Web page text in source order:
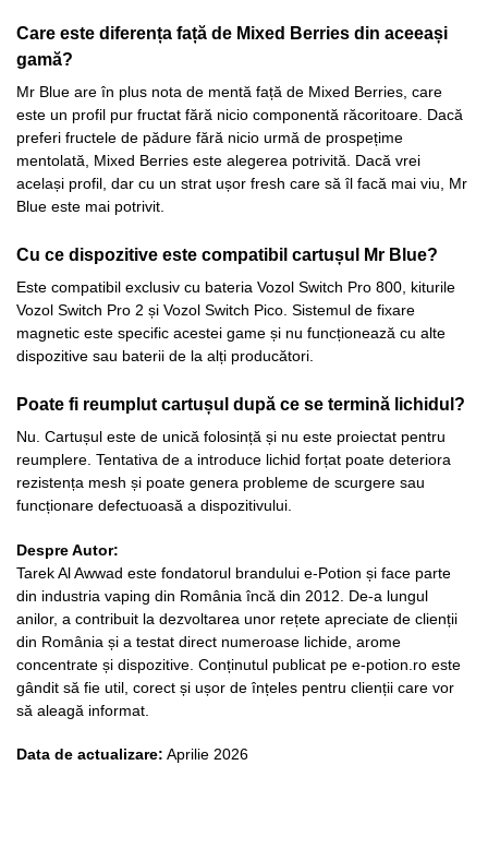
Care este diferența față de Mixed Berries din aceeași
gamă?
Mr Blue are în plus nota de mentă față de Mixed Berries, care
este un profil pur fructat fără nicio componentă răcoritoare. Dacă
preferi fructele de pădure fără nicio urmă de prospețime
mentolată, Mixed Berries este alegerea potrivită. Dacă vrei
același profil, dar cu un strat ușor fresh care să îl facă mai viu, Mr
Blue este mai potrivit.
Cu ce dispozitive este compatibil cartușul Mr Blue?
Este compatibil exclusiv cu bateria Vozol Switch Pro 800, kiturile
Vozol Switch Pro 2 și Vozol Switch Pico. Sistemul de fixare
magnetic este specific acestei game și nu funcționează cu alte
dispozitive sau baterii de la alți producători.
Poate fi reumplut cartușul după ce se termină lichidul?
Nu. Cartușul este de unică folosință și nu este proiectat pentru
reumplere. Tentativa de a introduce lichid forțat poate deteriora
rezistența mesh și poate genera probleme de scurgere sau
funcționare defectuoasă a dispozitivului.
Despre Autor:
Tarek Al Awwad este fondatorul brandului e-Potion și face parte
din industria vaping din România încă din 2012. De-a lungul
anilor, a contribuit la dezvoltarea unor rețete apreciate de clienții
din România și a testat direct numeroase lichide, arome
concentrate și dispozitive. Conținutul publicat pe e-potion.ro este
gândit să fie util, corect și ușor de înțeles pentru clienții care vor
să aleagă informat.
Data de actualizare: Aprilie 2026